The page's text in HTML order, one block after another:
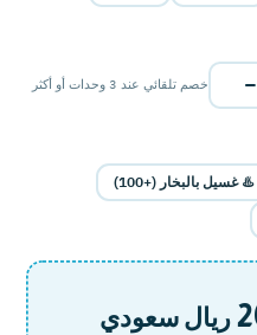
− خصم تلقائي عند 3 وحدات أو أكثر
♨️ غسيل بالبخار (+100)
ريال سعودي